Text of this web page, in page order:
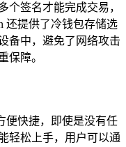
个签名才能完成交易，
还提供了冷钱包存储选
备中，避免了网络攻击
保障。
便快捷，即使是没有任
轻松上手，用户可以通